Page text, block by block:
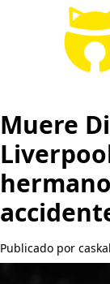
Muere
Publicado por